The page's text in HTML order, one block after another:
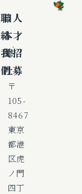
聯
絡
我
們
人
才
招
募
日
本
總
社
〒
105-
8467
東京
都港
区虎
ノ門
四丁